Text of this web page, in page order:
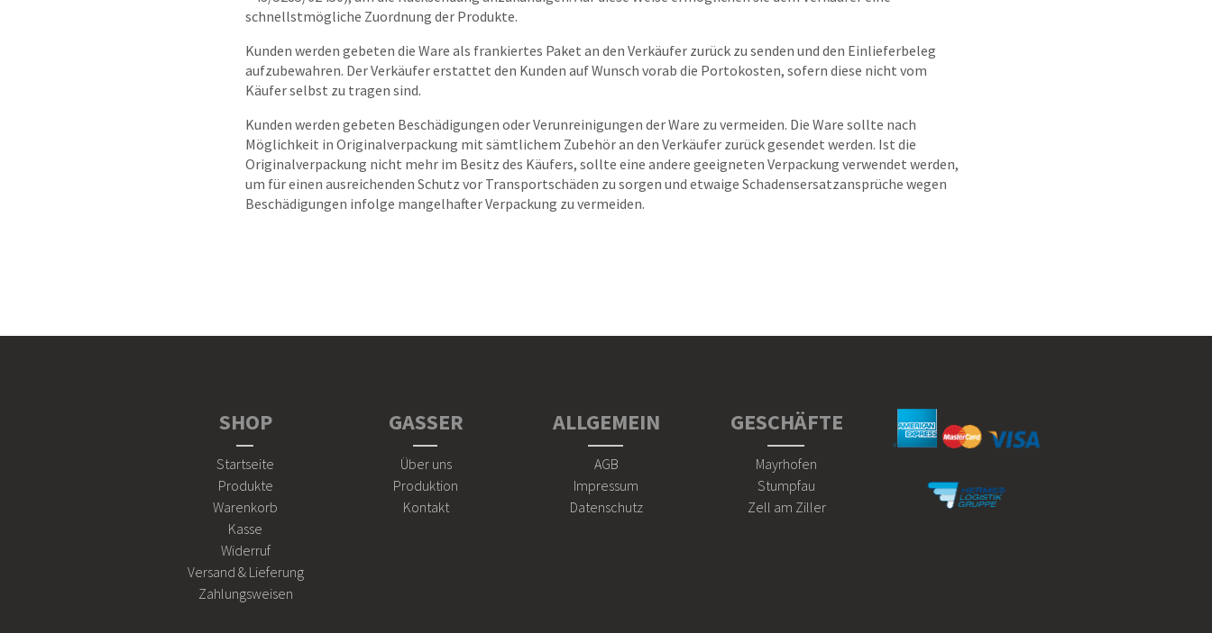
schnellstmögliche Zuordnung der Produkte.
Kunden werden gebeten die Ware als frankiertes Paket an den Verkäufer zurück zu senden und den Einlieferbeleg
aufzubewahren. Der Verkäufer erstattet den Kunden auf Wunsch vorab die Portokosten, sofern diese nicht vom
Käufer selbst zu tragen sind.
Kunden werden gebeten Beschädigungen oder Verunreinigungen der Ware zu vermeiden. Die Ware sollte nach
Möglichkeit in Originalverpackung mit sämtlichem Zubehör an den Verkäufer zurück gesendet werden. Ist die
Originalverpackung nicht mehr im Besitz des Käufers, sollte eine andere geeigneten Verpackung verwendet werden,
um für einen ausreichenden Schutz vor Transportschäden zu sorgen und etwaige Schadensersatzansprüche wegen
Beschädigungen infolge mangelhafter Verpackung zu vermeiden.
SHOP
Startseite
Produkte
Warenkorb
Kasse
Widerruf
Versand & Lieferung
Zahlungsweisen
GASSER
Über uns
Produktion
Kontakt
ALLGEMEIN
AGB
Impressum
Datenschutz
GESCHÄFTE
Mayrhofen
Stumpfau
Zell am Ziller